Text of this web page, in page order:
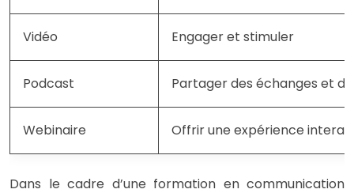
Vidéo Engager et stimuler
Podcast Partager des échanges et
Webinaire Offrir une expérience
Dans le cadre d’une formation en communication